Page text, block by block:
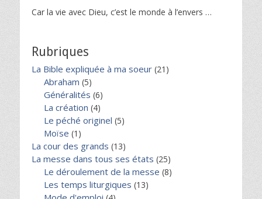
Car la vie avec Dieu, c’est le monde à l’envers …
Rubriques
La Bible expliquée à ma soeur (21)
Abraham (5)
Généralités (6)
La création (4)
Le péché originel (5)
Moïse (1)
La cour des grands (13)
La messe dans tous ses états (25)
Le déroulement de la messe (8)
Les temps liturgiques (13)